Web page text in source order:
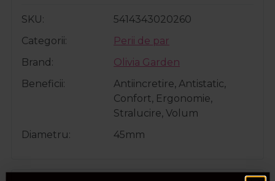
SKU
5414343020260
Categorii
Perii de par
Brand
Olivia Garden
Beneficii
Antiincretire, Antistatic,
Confort, Ergonomie,
Stralucire, Volum
Diametru
45mm